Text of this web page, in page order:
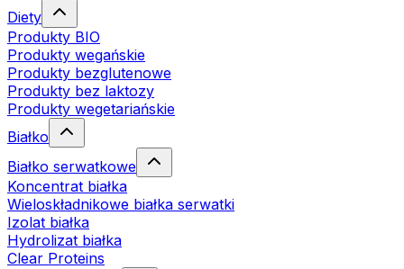
Diety
Produkty BIO
Produkty wegańskie
Produkty bezglutenowe
Produkty bez laktozy
Produkty wegetariańskie
Białko
Białko serwatkowe
Koncentrat białka
Wieloskładnikowe białka serwatki
Izolat białka
Hydrolizat białka
Clear Proteins